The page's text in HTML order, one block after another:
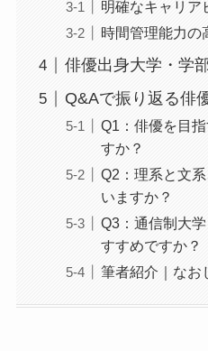
明確なキャリア
時間管理能力の
俳優出身大学・学
Q&Aで振り返る俳
Q1：俳優を目
すか？
Q2：理系と文
いますか？
Q3：通信制大
すすめですか？
筆者紹介｜なお